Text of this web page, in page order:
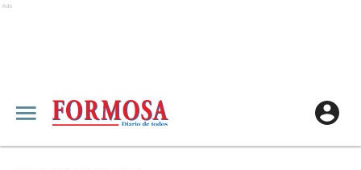
Ads